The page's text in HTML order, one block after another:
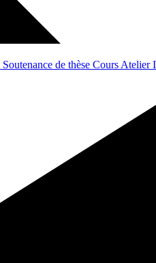
Soutenance de thèse Cours Atelier